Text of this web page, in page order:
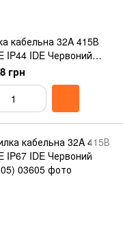
кабельна 32A 415В
IP44 IDE Червоний
грн